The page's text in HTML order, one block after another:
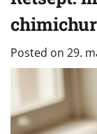
Posted on 29.